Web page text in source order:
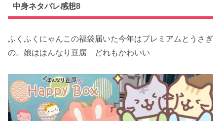
中身ネタバレ感想8
ふくふくにゃんこの福袋届いた今年はプレミアムとうさぎ
の。娘ははんなり豆腐 どれもかわいい